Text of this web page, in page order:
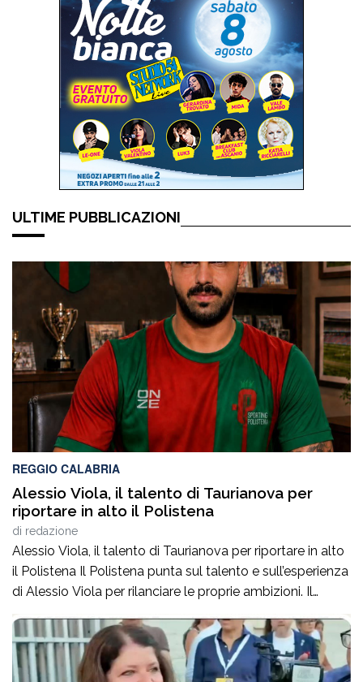
ULTIME PUBBLICAZIONI
REGGIO CALABRIA
Alessio Viola, il talento di Taurianova per
riportare in alto il Polistena
di redazione
Alessio Viola, il talento di Taurianova per riportare in alto
il Polistena Il Polistena punta sul talento e sull’esperienza
di Alessio Viola per rilanciare le proprie ambizioni. Il
Serie B e Serie C, arriva con l’obiettivo di mettere qualità
e determinazione al servizio dello Sporting Club
Polistena.Insieme al […]